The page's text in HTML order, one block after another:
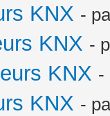
KNX -
KNX -
KNX -
KNX -